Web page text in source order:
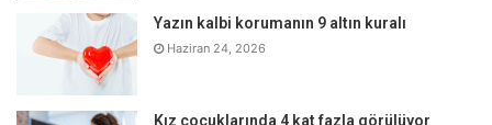
yapılarak düşürülmelidir” uyarısında bulunuyor. HDL
seviyelerinin ise düşük olmaması gerektiğini belirten Doç.
Dr. Macit Bitargil, bunun için spor yapmanın ve sağlıklı
beslenmenin şart olduğunu vurguluyor.
Yazın kalbi korumanın 9 altın kuralı
Haziran 24, 2026
Kız çocuklarında 4 kat fazla görülüyor